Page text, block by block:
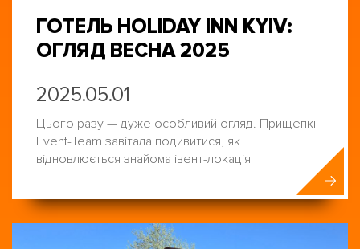
ГОТЕЛЬ HOLIDAY INN KYIV:
ОГЛЯД ВЕСНА 2025
2025.05.01
Цього разу — дуже особливий огляд. Прищепкін
Event-Team завітала подивитися, як
відновлюється знайома івент-локація